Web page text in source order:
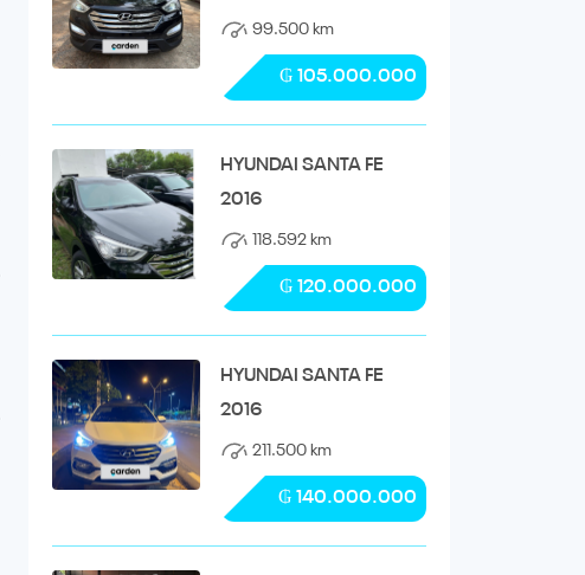
99.500 km
₲ 105.000.000
HYUNDAI SANTA FE
2016
118.592 km
₲ 120.000.000
HYUNDAI SANTA FE
2016
211.500 km
₲ 140.000.000